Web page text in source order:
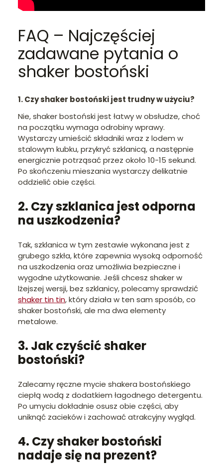
FAQ – Najczęściej
zadawane pytania o
shaker bostoński
1. Czy shaker bostoński jest trudny w użyciu?
Nie, shaker bostoński jest łatwy w obsłudze, choć
na początku wymaga odrobiny wprawy.
Wystarczy umieścić składniki wraz z lodem w
stalowym kubku, przykryć szklanicą, a następnie
energicznie potrząsać przez około 10-15 sekund.
Po skończeniu mieszania wystarczy delikatnie
oddzielić obie części.
2. Czy szklanica jest odporna
na uszkodzenia?
Tak, szklanica w tym zestawie wykonana jest z
grubego szkła, które zapewnia wysoką odporność
na uszkodzenia oraz umożliwia bezpieczne i
wygodne użytkowanie. Jeśli chcesz shaker w
lżejszej wersji, bez szklanicy, polecamy sprawdzić
shaker tin tin, który działa w ten sam sposób, co
shaker bostoński, ale ma dwa elementy
metalowe.
3. Jak czyścić shaker
bostoński?
Zalecamy ręczne mycie shakera bostońskiego
ciepłą wodą z dodatkiem łagodnego detergentu.
Po umyciu dokładnie osusz obie części, aby
uniknąć zacieków i zachować atrakcyjny wygląd.
4. Czy shaker bostoński
nadaje się na prezent?